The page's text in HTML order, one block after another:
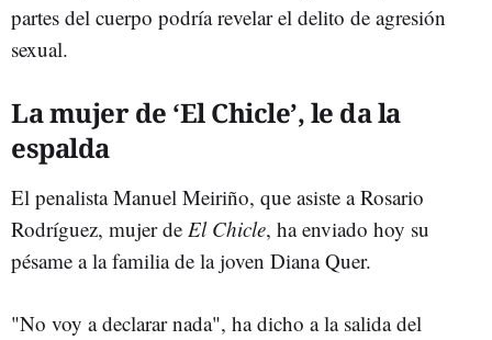
partes del cuerpo podría revelar el delito de agresión
sexual.
La mujer de ‘El Chicle’, le da la
espalda
El penalista Manuel Meiriño, que asiste a Rosario
Rodríguez, mujer de El Chicle, ha enviado hoy su
pésame a la familia de la joven Diana Quer.
"No voy a declarar nada", ha dicho a la salida del